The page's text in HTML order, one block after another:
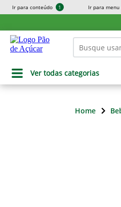
Ir para conteúdo 1 Ir para menu
Ver todas categorias
Home